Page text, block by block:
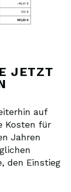
JETZT
auf
Kosten für
Jahren
den Einstieg